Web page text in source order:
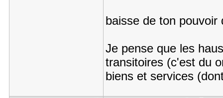
baisse de ton
Je pense que les
transitoires (c'est du
biens et services